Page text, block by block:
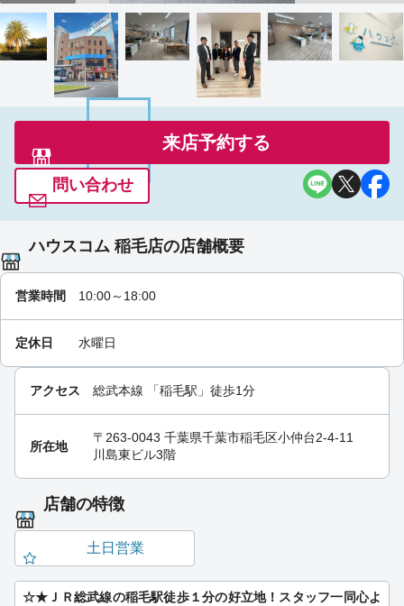
来店予約する
問い合わせ
ハウスコム 稲毛店の店舗概要
営業時間 10:00～18:00
定休日 水曜日
アクセス 総武本線 「稲毛駅 」徒歩1分
所在地
〒263-0043 千葉県千葉市稲毛区小仲台2-4-11
川島東ビル3階
店舗の特徴
土日営業
☆★ＪＲ総武線の稲毛駅徒歩１分の好立地！スタッフ一同心よ